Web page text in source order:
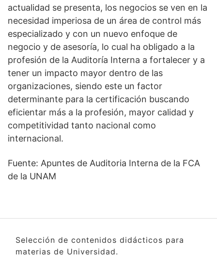
actualidad se presenta, los negocios se ven en la
necesidad imperiosa de un área de control más
especializado y con un nuevo enfoque de
negocio y de asesoría, lo cual ha obligado a la
profesión de la Auditoría Interna a fortalecer y a
tener un impacto mayor dentro de las
organizaciones, siendo este un factor
determinante para la certificación buscando
eficientar más a la profesión, mayor calidad y
competitividad tanto nacional como
internacional.
Fuente: Apuntes de Auditoria Interna de la FCA
de la UNAM
Selección de contenidos didácticos para
materias de Universidad.